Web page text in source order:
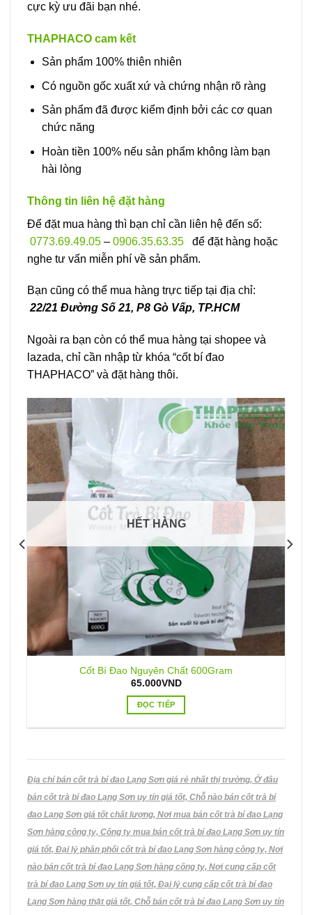
cực kỳ ưu đãi bạn nhé.
THAPHACO cam kết
Sản phẩm 100% thiên nhiên
Có nguồn gốc xuất xứ và chứng nhận rõ ràng
Sản phẩm đã được kiểm định bởi các cơ quan
chức năng
Hoàn tiền 100% nếu sản phẩm không làm bạn
hài lòng
Thông tin liên hệ đặt hàng
Để đặt mua hàng thì bạn chỉ cần liên hệ đến số:
0773.69.49.05 – 0906.35.63.35
để đặt hàng hoặc
nghe tư vấn miễn phí về sản phẩm.
Bạn cũng có thể mua hàng trực tiếp tại địa chỉ:
22/21 Đường Số 21, P8 Gò Vấp, TP.HCM
Ngoài ra bạn còn có thể mua hàng tại shopee và
lazada, chỉ cần nhập từ khóa “cốt bí đao
THAPHACO” và đặt hàng thôi.
HẾT HÀNG
Cốt Bí Đao Nguyên Chất 600Gram
65.000VND
ĐỌC TIẾP
Địa chỉ bán cốt trà bí đao Lạng Sơn giá rẻ nhất thị trường, Ở đâu
bán cốt trà bí đao Lạng Sơn uy tín giá tốt, Chỗ nào bán cốt trà bí
đao Lạng Sơn giá tốt chất lượng, Nơi mua bán cốt trà bí đao Lạng
Sơn hàng công ty, Công ty mua bán cốt trà bí đao Lạng Sơn uy tín
giá tốt, Đại lý phân phối cốt trà bí đao Lạng Sơn hàng công ty, Nơi
nào bán cốt trà bí đao Lạng Sơn hàng công ty, Nơi cung cấp cốt
trà bí đao Lạng Sơn uy tín giá tốt, Đại lý cung cấp cốt trà bí đao
Lạng Sơn hàng thật giá tốt, Chỗ bán cốt trà bí đao Lạng Sơn uy tín